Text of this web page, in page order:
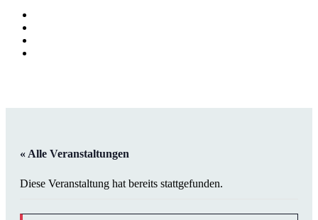
« Alle Veranstaltungen
Diese Veranstaltung hat bereits stattgefunden.